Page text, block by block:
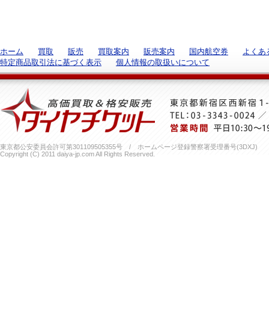
ホーム 買取 販売 買取案内 販売案内 国内航空券
よくあ
特定商品取引法に基づく表示
個人情報の取扱いについて
東京都公安委員会許可第301109505355号 / ホームページ登録警察署受理番号(3DXJ)
Copyright (C) 2011 daiya-jp.com All Rights Reserved.